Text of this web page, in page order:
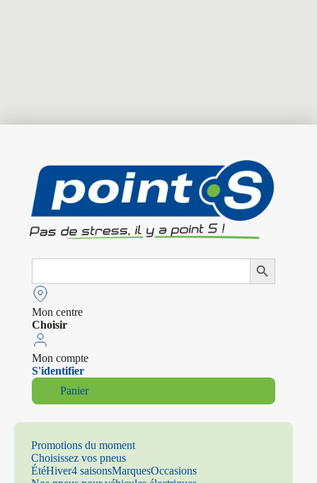
Search
Search Button
Mon centre
Choisir
Mon compte
S'identifier
Panier
Promotions du moment
Choisissez vos pneus
ÉtéHiver4 saisonsMarquesOccasions